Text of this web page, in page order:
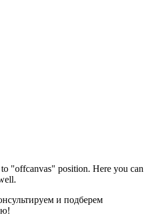
"offcanvas" position. Here you can
ПРОФСНАБ
и подберем